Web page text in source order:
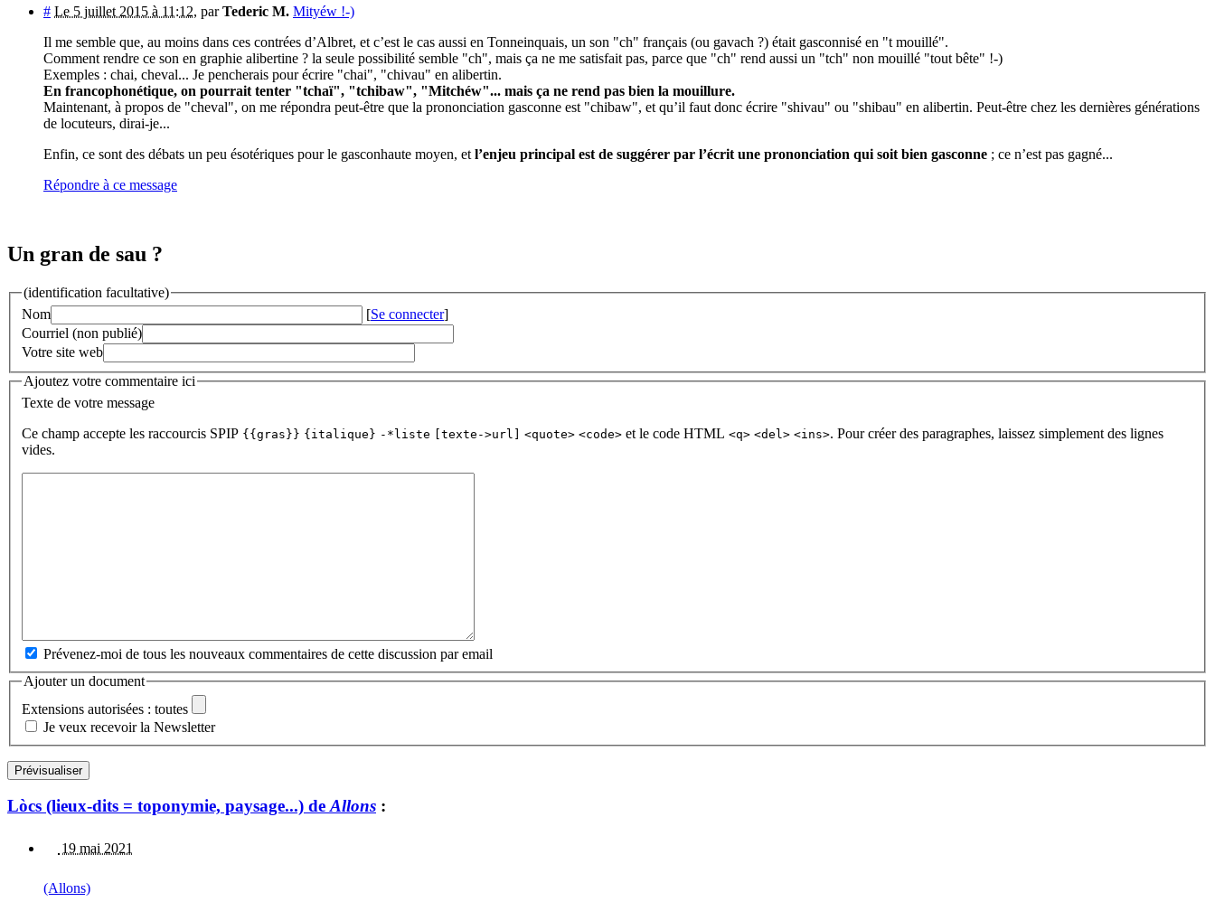
# Le 5 juillet 2015 à 11:12, parTederic M. Mityéw !-)
Il me semble que, au moins dans ces contrées d’Albret, et c’est le cas aussi en Tonneinquais, un son "ch" français (ou gavach ?) était gasconnisé en "t mouillé".
Comment rendre ce son en graphie alibertine ? la seule possibilité semble "ch", mais ça ne me satisfait pas, parce que "ch" rend aussi un "tch" non mouillé "tout bête" !-)
Exemples : chai, cheval... Je pencherais pour écrire "chai", "chivau" en alibertin.
En francophonétique, on pourrait tenter "tchaï", "tchibaw", "Mitchéw"... mais ça ne rend pas bien la mouillure.
Maintenant, à propos de "cheval", on me répondra peut-être que la prononciation gasconne est "chibaw", et qu’il faut donc écrire "shivau" ou "shibau" en alibertin. Peut-être chez les dernières générations
de locuteurs, dirai-je...
Enfin, ce sont des débats un peu ésotériques pour le gasconhaute moyen, et l’enjeu principal est de suggérer par l’écrit une prononciation qui soit bien gasconne ; ce n’est pas gagné...
Répondre à ce message
Un gran de sau ?
(identification facultative)
Nom
[Se connecter]
Courriel (non publié)
Votre site web
Ajoutez votre commentaire ici
Texte de votre message
Ce champ accepte les raccourcis SPIP {{gras}} {italique} -*liste [texte->url] <quote> <code> et le code HTML <q> <del> <ins>. Pour créer des paragraphes, laissez simplement des lignes
vides.
Prévenez-moi de tous les nouveaux commentaires de cette discussion par email
Ajouter un document
Extensions autorisées : toutes
Je veux recevoir la Newsletter
Lòcs (lieux-dits = toponymie, paysage...) deAllons :
19 mai 2021
(Allons)